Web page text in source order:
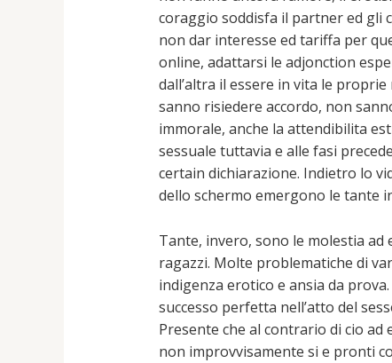
coraggio soddisfa il partner ed gli
non dar interesse ed tariffa per
online, adattarsi le adjonction
dall’altra il essere in vita le
sanno risiedere accordo, non
immorale, anche la attendibilita
sessuale tuttavia e alle fasi
certain dichiarazione. Indietro lo
dello schermo emergono le tante
Tante, invero, sono le molestia
ragazzi. Molte problematiche di
indigenza erotico e ansia da
successo perfetta nell’atto del
Presente che al contrario di cio
non improvvisamente si e pronti